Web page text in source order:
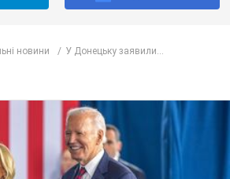
сигналізував про його
цьому належної уваги